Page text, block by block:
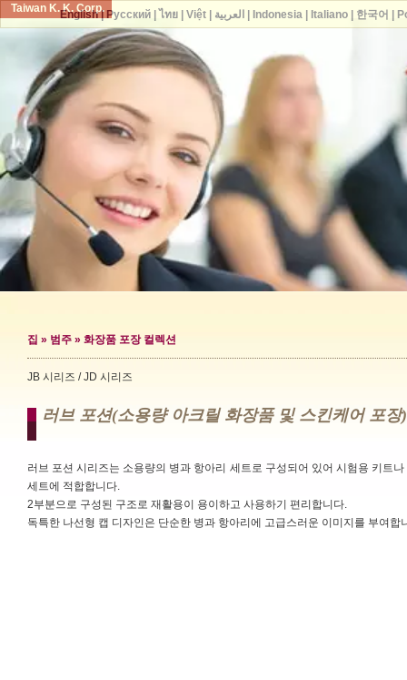
Taiwan K. K. Corp.
집 » 범주 » 화장품 포장 컬렉션
JB 시리즈 / JD 시리즈
러브 포션(소용량 아크릴 화장품 및 스킨케어 포
러브 포션 시리즈는 소용량의 병과 항아리 세트로 구성되어 있어 시험용 키트나
세트에 적합합니다.
2부분으로 구성된 구조로 재활용이 용이하고 사용하기 편리합니다.
독특한 나선형 캡 디자인은 단순한 병과 항아리에 고급스러운 이미지를 부여합
English| Русский| ไทย| Việt| العربية Indonesia| Italiano| 한국어